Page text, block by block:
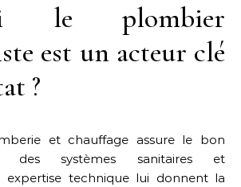
le plombier
est un acteur clé
?
et chauffage assure le bon
des systèmes sanitaires et
expertise technique lui donnent la